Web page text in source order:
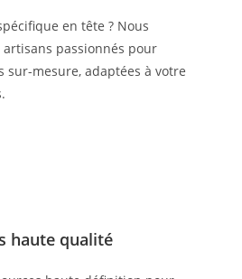
en tête ? Nous
passionnés pour
sur-mesure, adaptées à votre
haute qualité